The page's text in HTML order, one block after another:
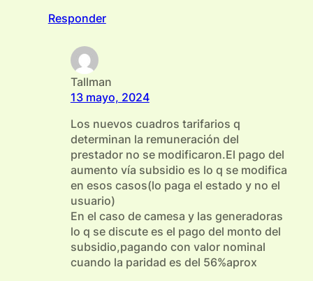
Responder
Tallman
13 mayo, 2024
Los nuevos cuadros tarifarios q
determinan la remuneración del
prestador no se modificaron.El pago del
aumento vía subsidio es lo q se modifica
en esos casos(lo paga el estado y no el
usuario)
En el caso de camesa y las generadoras
lo q se discute es el pago del monto del
subsidio,pagando con valor nominal
cuando la paridad es del 56%aprox